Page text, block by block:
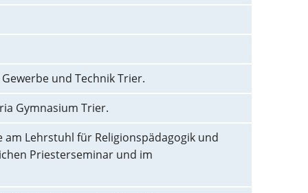
und Technik Trier.
Gymnasium Trier.
Lehrstuhl für Religionspädagogik und
Priesterseminar und im